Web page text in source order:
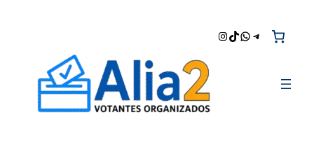
Instagram
TikTok
WhatsApp
Telegram